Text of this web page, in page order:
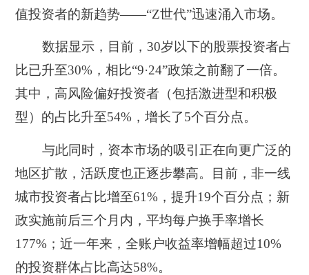
值投资者的新趋势——“Z世代”迅速涌入市场。
数据显示， 目前，30岁以下的股票投资者占
比已升至30%，相比“9·24”政策之前翻了一倍。
其中，高风险偏好投资者 （包括激进型和积极
型） 的占比升至54%，增长了5个百分点。
与此同时，资本市场的吸引正在向更广泛的
地区扩散，活跃度也正逐步攀高。目前，非一线
城市投资者占比增至61%，提升19个百分点； 新
政实施前后三个月内，平均每户换手率增长
177%；近一年来，全账户收益率增幅超过10%
的投资群体占比高达58%。